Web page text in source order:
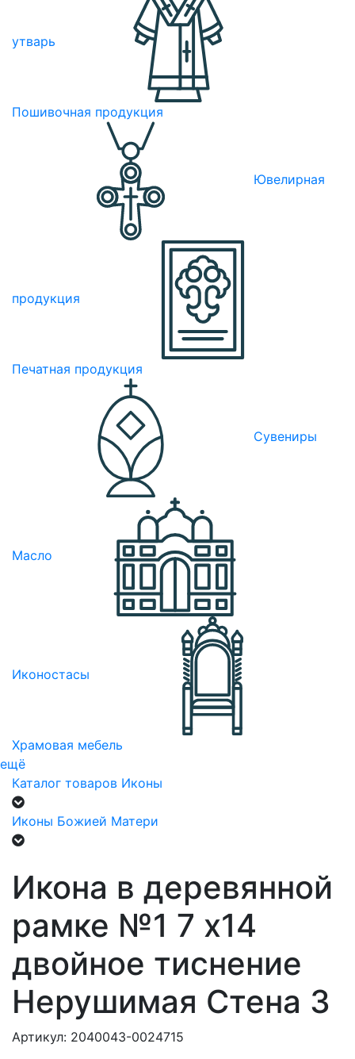
утварь
Пошивочная продукция
Ювелирная
продукция
Печатная продукция
Сувениры
Масло
Иконостасы
Храмовая мебель
ещё
Каталог товаров Иконы
Иконы Божией Матери
Икона в деревянной
рамке №1 7 х14
двойное тиснение
Нерушимая Стена 3
Артикул: 2040043-0024715